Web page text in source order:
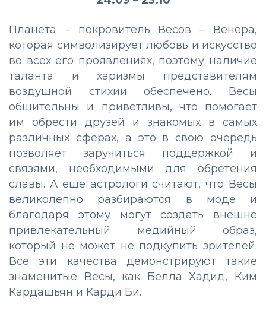
Планета – покровитель Весов – Венера,
которая символизирует любовь и искусство
во всех его проявлениях, поэтому наличие
таланта и харизмы представителям
воздушной стихии обеспечено. Весы
общительны и приветливы, что помогает
им обрести друзей и знакомых в самых
различных сферах, а это в свою очередь
позволяет заручиться поддержкой и
связями, необходимыми для обретения
славы. А еще астрологи считают, что Весы
великолепно разбираются в моде и
благодаря этому могут создать внешне
привлекательный медийный образ,
который не может не подкупить зрителей.
Все эти качества демонстрируют такие
знаменитые Весы, как Белла Хадид, Ким
Кардашьян и Карди Би.